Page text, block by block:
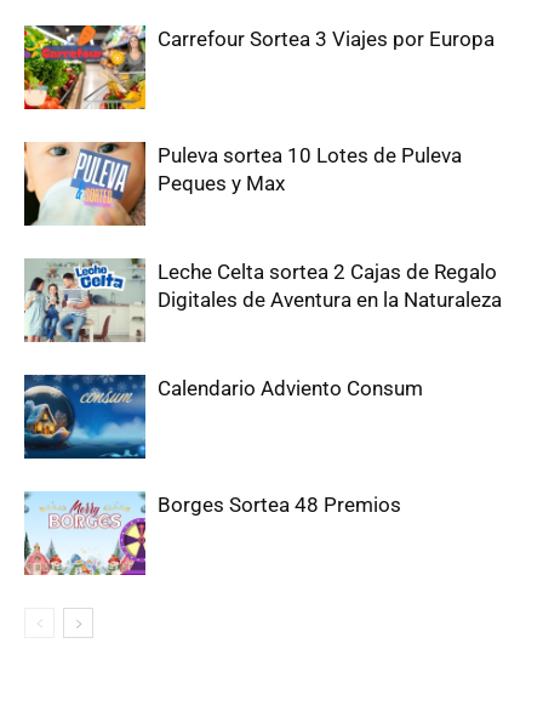
Carrefour Sortea 3 Viajes por Europa
Puleva sortea 10 Lotes de Puleva
Peques y Max
Leche Celta sortea 2 Cajas de Regalo
Digitales de Aventura en la Naturaleza
Calendario Adviento Consum
Borges Sortea 48 Premios